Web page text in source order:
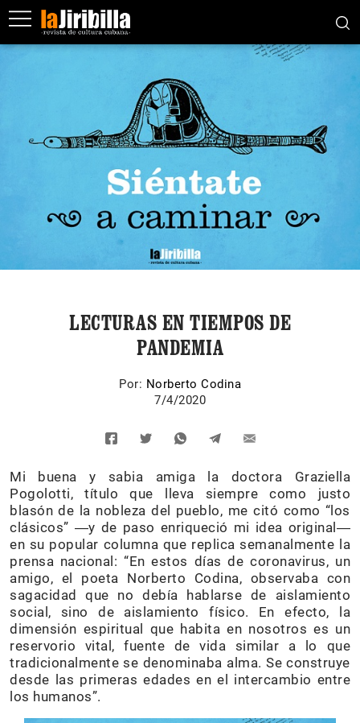
LECTURAS EN TIEMPOS DE
PANDEMIA
Por: Norberto Codina
7/4/2020
Mi buena y sabia amiga la doctora Graziella
Pogolotti, título que lleva siempre como justo
blasón de la nobleza del pueblo, me citó como “los
clásicos” ―y de paso enriqueció mi idea original―
en su popular columna que replica semanalmente la
prensa nacional: “En estos días de coronavirus, un
amigo, el poeta Norberto Codina, observaba con
sagacidad que no debía hablarse de aislamiento
social, sino de aislamiento físico. En efecto, la
dimensión espiritual que habita en nosotros es un
reservorio vital, fuente de vida similar a lo que
tradicionalmente se denominaba alma. Se construye
desde las primeras edades en el intercambio entre
los humanos”.